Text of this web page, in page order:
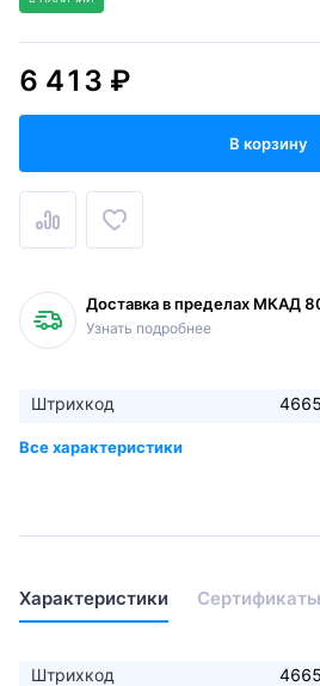
6 413 ₽
В корзину
Доставка в пределах МКАД
Узнать подробнее
Штрихкод
Характеристики
Штрихкод